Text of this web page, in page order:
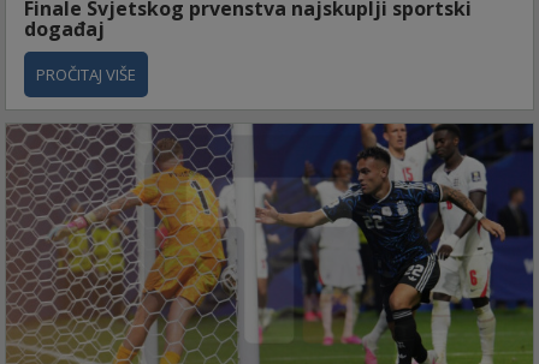
Finale Svjetskog prvenstva najskuplji sportski
događaj
PROČITAJ VIŠE